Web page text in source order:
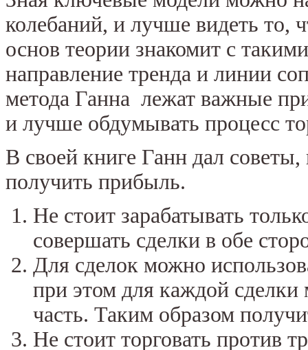
колебаний, и лучше видеть то,
основ теории знакомит с
направление тренда и линии
метода Ганна лежат важные
и лучше обдумывать процесс
В своей книге Ганн дал
получить прибыль.
Не стоит зарабатывать
совершать сделки в обе
Для сделок можно
при этом для каждой сделки
часть. Таким образом
Не стоит торговать против